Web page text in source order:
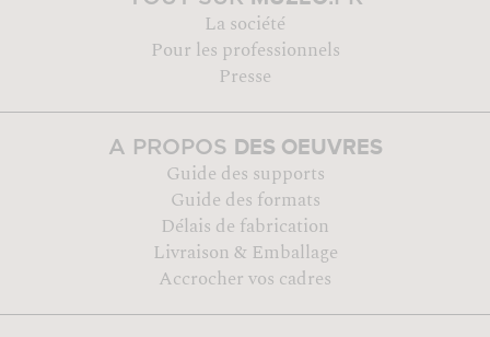
La société
Pour les professionnels
Presse
A PROPOS DES OEUVRES
Guide des supports
Guide des formats
Délais de fabrication
Livraison & Emballage
Accrocher vos cadres